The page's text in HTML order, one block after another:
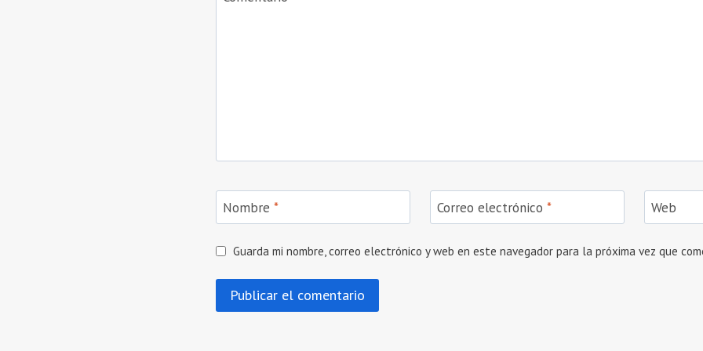
Nombre * Correo electrónico * Web
Guarda mi nombre, correo electrónico y web en este navegador para la próxima vez que